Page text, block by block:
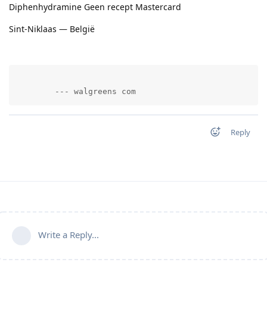
Diphenhydramine Geen recept Mastercard
Sint-Niklaas — België
        --- walgreens com
Reply
Write a Reply...